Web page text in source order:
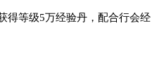
得等级5万经验丹，配合行会经